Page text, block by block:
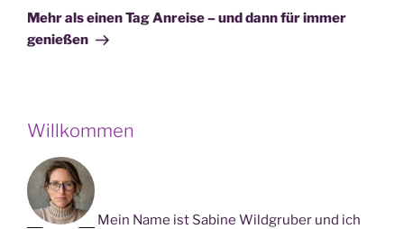
Beitrag
Mehr als einen Tag Anreise – und dann für immer
genießen
Willkommen
Mein Name ist Sabine Wildgruber und ich